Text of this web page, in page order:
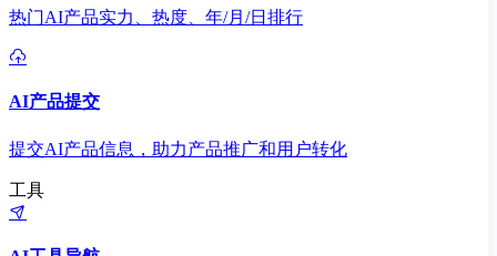
热门AI产品实力、热度、年/月/日排行
AI产品提交
提交AI产品信息，助力产品推广和用户转化
工具